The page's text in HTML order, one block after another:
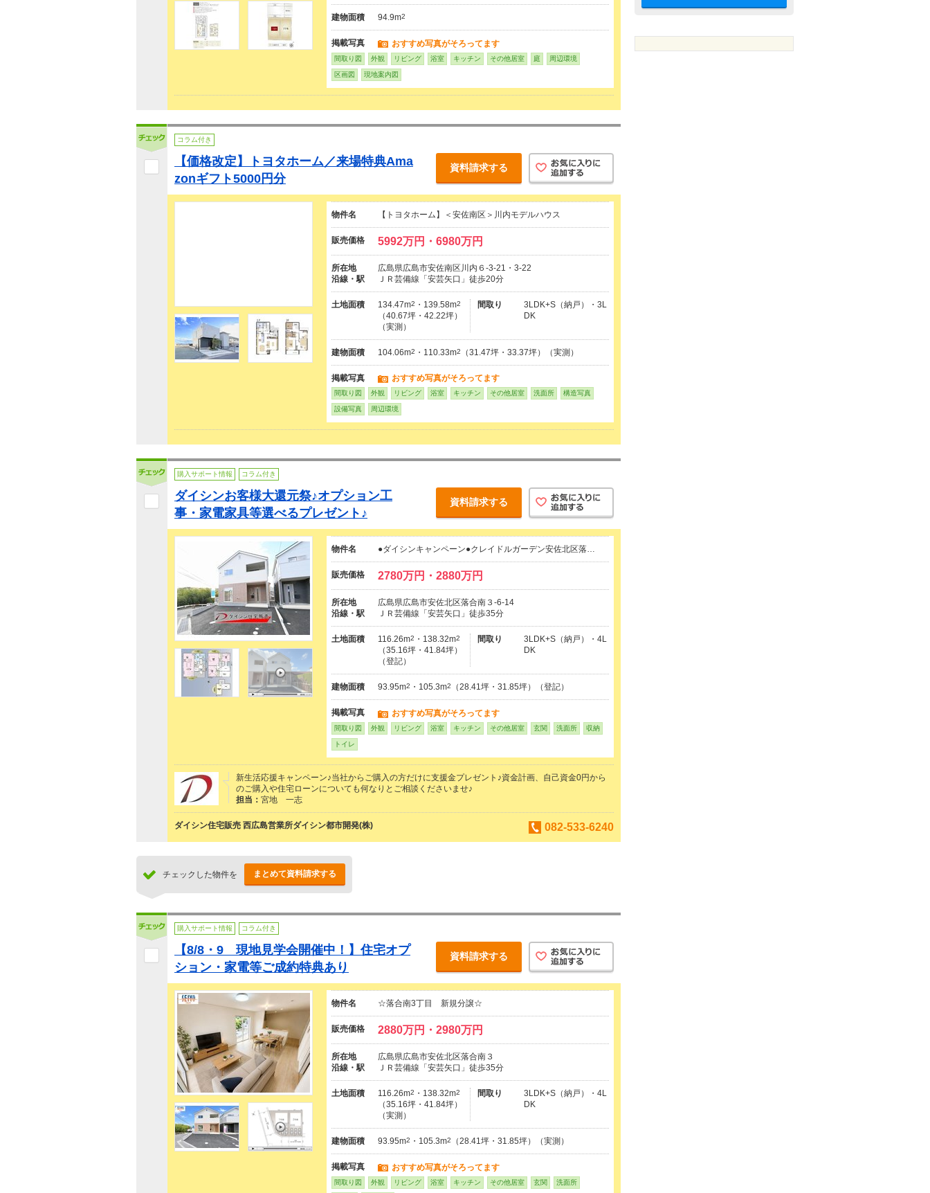
建物面積 94.9m2
掲載写真 おすすめ写真がそろってます
間取り図 外観 リビング 浴室 キッチン その他居室 庭 周辺環境
区画図 現地案内図
コラム付き
【価格改定】トヨタホーム／来場特典Ama
zonギフト5000円分
資料請求する
物件名 【トヨタホーム】＜安佐南区＞川内モデルハウス
販売価格 5992万円・6980万円
所在地
広島県広島市安佐南区川内６-3-21・3-22
沿線・駅
ＪＲ芸備線「安芸矢口」徒歩20分
土地面積 134.47m2 ・139.58m2
（40.67坪・42.22坪）
（実測）
間取り
3LDK+S（納戸）・3L
DK
建物面積 104.06m2 ・110.33m2 （31.47坪・33.37坪）（実測）
掲載写真 おすすめ写真がそろってます
間取り図 外観 リビング 浴室 キッチン その他居室 洗面所 構造写真
設備写真 周辺環境
購入サポート情報 コラム付き
ダイシンお客様大還元祭♪オプション工
事・家電家具等選べるプレゼント♪
資料請求する
物件名 ●ダイシンキャンペーン●クレイドルガーデン安佐北区落…
販売価格 2780万円・2880万円
所在地
広島県広島市安佐北区落合南３-6-14
沿線・駅
ＪＲ芸備線「安芸矢口」徒歩35分
土地面積 116.26m2 ・138.32m2
（35.16坪・41.84坪）
（登記）
間取り
3LDK+S（納戸）・4L
DK
建物面積 93.95m2 ・105.3m2 （28.41坪・31.85坪）（登記）
掲載写真 おすすめ写真がそろってます
間取り図 外観 リビング 浴室 キッチン その他居室 玄関 洗面所 収納
トイレ
新生活応援キャンペーン♪当社からご購入の方だけに支援金プレゼント♪資金計画、自己資金0円から
のご購入や住宅ローンについても何なりとご相談くださいませ♪
担当： 宮地 一志
ダイシン住宅販売 西広島営業所ダイシン都市開発(株) 082-533-6240
チェックした物件を まとめて資料請求する
購入サポート情報 コラム付き
【8/8・9 現地見学会開催中！】住宅オプ
ション・家電等ご成約特典あり
資料請求する
物件名 ☆落合南3丁目 新規分譲☆
販売価格 2880万円・2980万円
所在地
広島県広島市安佐北区落合南３
沿線・駅
ＪＲ芸備線「安芸矢口」徒歩35分
土地面積 116.26m2 ・138.32m2
（35.16坪・41.84坪）
（実測）
間取り
3LDK+S（納戸）・4L
DK
建物面積 93.95m2 ・105.3m2 （28.41坪・31.85坪）（実測）
掲載写真 おすすめ写真がそろってます
間取り図 外観 リビング 浴室 キッチン その他居室 玄関 洗面所